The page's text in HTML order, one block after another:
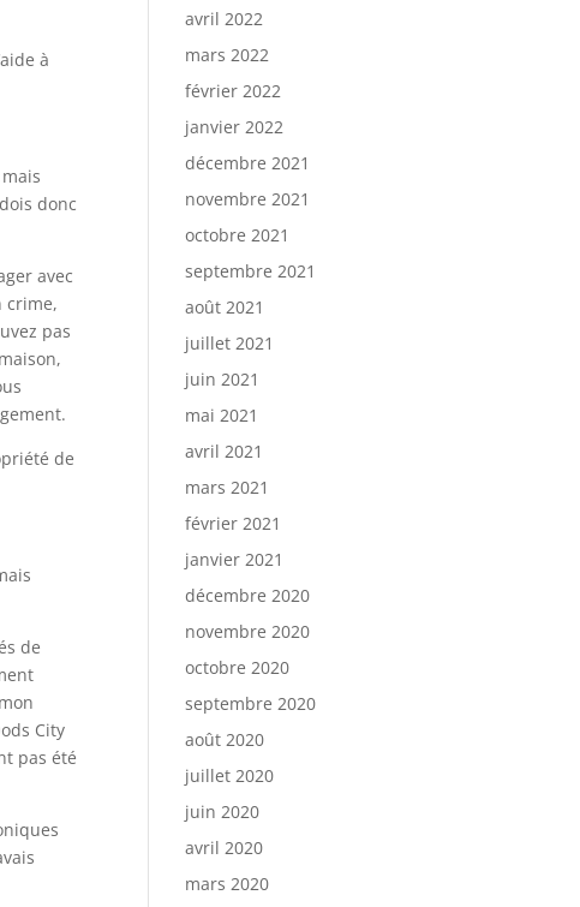
à
donc
avec
crime,
pas
de
de
City
pas été
avril 2022
mars 2022
février 2022
janvier 2022
décembre 2021
novembre 2021
octobre 2021
septembre 2021
août 2021
juillet 2021
juin 2021
mai 2021
avril 2021
mars 2021
février 2021
janvier 2021
décembre 2020
novembre 2020
octobre 2020
septembre 2020
août 2020
juillet 2020
juin 2020
avril 2020
mars 2020